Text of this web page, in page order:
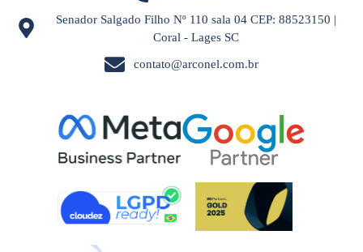
Senador Salgado Filho Nº 110 sala 04 CEP: 88523150 |
Coral - Lages SC
contato@arconel.com.br